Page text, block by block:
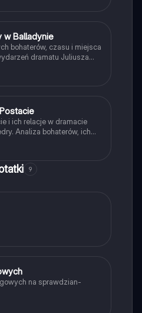
w Balladynie
bohaterów, czasu i miejsca
dramatu Juliusza
i ich relacje w dramacie
Analiza bohaterów, ich
akcji. Idealne dla
się do lekcji lub
9
na sprawdzian-